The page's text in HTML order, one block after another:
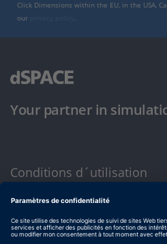
Click Dimensions within the EU, in the USA,
our
.
Your partner in
Conditions d´utilisation
Politique de confidentialité
Mentions légales et